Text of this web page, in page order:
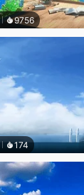
9756
174